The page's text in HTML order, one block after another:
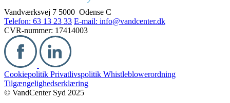
Vandværksvej 7 5000 Odense C
Telefon: 63 13 23 33 E-mail: info@vandcenter.dk
CVR-nummer: 17414003
Cookiepolitik Privatlivspolitik Whistleblowerordning
Tilgængelighedserklæring
© VandCenter Syd 2025